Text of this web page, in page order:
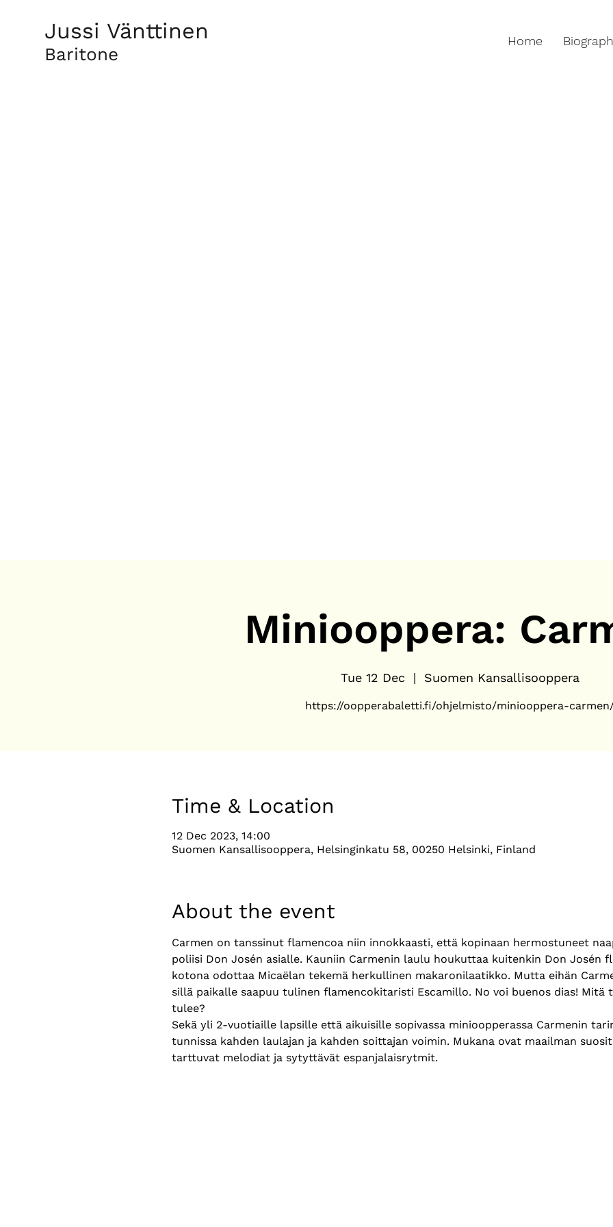
Jussi Vänttinen
Baritone
Home
Miniooppera:
Tue 12 Dec
  |
Suomen Kansallisooppera
https://oopperabaletti.fi/ohjelmisto/miniooppera-
Time & Location
12 Dec 2023, 14:00
Suomen Kansallisooppera, Helsinginkatu 58, 00250 Helsinki, Finland
About the event
Carmen on tanssinut flamencoa niin innokkaasti, että kopinaan hermostuneet
poliisi Don Josén asialle. Kauniin Carmenin laulu houkuttaa kuitenkin Don Josén
kotona odottaa Micaëlan tekemä herkullinen makaronilaatikko. Mutta eihän
sillä paikalle saapuu tulinen flamencokitaristi Escamillo. No voi buenos dias! Mitä
tulee?
Sekä yli 2-vuotiaille lapsille että aikuisille sopivassa minioopperassa Carmenin
tunnissa kahden laulajan ja kahden soittajan voimin. Mukana ovat maailman
tarttuvat melodiat ja sytyttävät espanjalaisrytmit.